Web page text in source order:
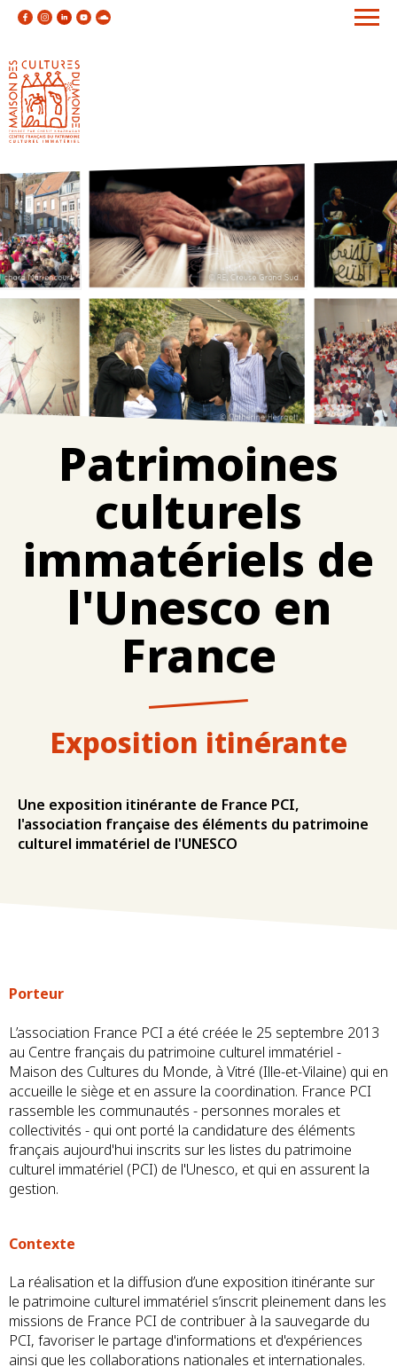
Patrimoines
culturels
immatériels de
l'Unesco en
France
Exposition itinérante
Une exposition itinérante de France PCI,
l'association française des éléments du patrimoine
culturel immatériel de l'UNESCO
Porteur
L’association France PCI a été créée le 25 septembre 2013
au Centre français du patrimoine culturel immatériel -
Maison des Cultures du Monde, à Vitré (Ille-et-Vilaine) qui en
accueille le siège et en assure la coordination. France PCI
rassemble les communautés - personnes morales et
collectivités - qui ont porté la candidature des éléments
français aujourd'hui inscrits sur les listes du patrimoine
culturel immatériel (PCI) de l'Unesco, et qui en assurent la
gestion.
Contexte
La réalisation et la diffusion d’une exposition itinérante sur
le patrimoine culturel immatériel s’inscrit pleinement dans les
missions de France PCI de contribuer à la sauvegarde du
PCI, favoriser le partage d'informations et d'expériences
ainsi que les collaborations nationales et internationales.